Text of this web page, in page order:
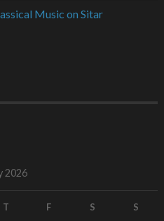
Music on Sitar
2026
T F S S